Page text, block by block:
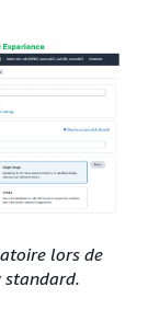
lors de
standard.